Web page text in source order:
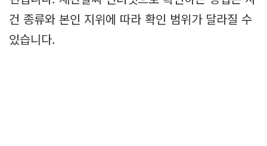
건 종류와 본인 지위에 따라 확인 범위가 달라질 수
있습니다.